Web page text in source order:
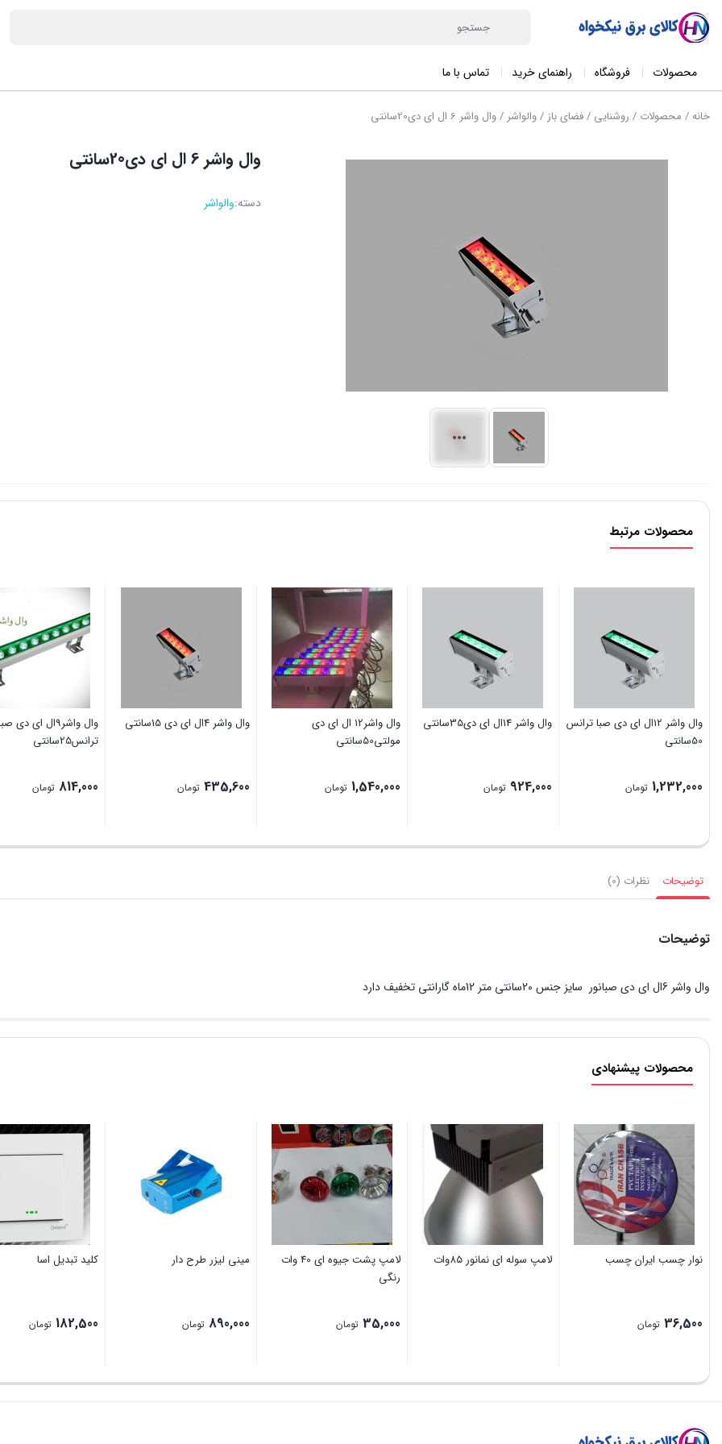
محصولات فروشگاه راهنمای خرید تماس با ما
خانه/ محصولات / روشنایی /فضای باز /والواشر / وال واشر 6 ال ای دی20سانتی
وال واشر 6 ال ای دی20سانتی
دسته:والواشر
محصولات مرتبط
وال واشر 12ال ای دی صبا ترانس
50سانتی
1,232,000 تومان
وال واشر 14ال ای دی35سانتی
924,000 تومان
وال واشر12 ال ای دی
مولتی50سانتی
1,540,000 تومان
وال واشر 4ال ای دی 15سانتی
435,600 تومان
وال واشر9ال ای دی
ترانس25سانتی
814,000 تومان
توضیحات نظرات (0)
توضیحات
وال واشر 6ال ای دی صبانور سایز جنس 20سانتی متر 12ماه گارانتی تخفیف دارد
محصولات پیشنهادی
نوار چسب ایران چسب
36,500 تومان
لامپ سوله ای نمانور 85وات
لامپ پشت جیوه ای 40 وات
رنگی
35,000 تومان
مینی لیزر طرح دار
890,000 تومان
کلید تبدیل اسا
182,500 تومان